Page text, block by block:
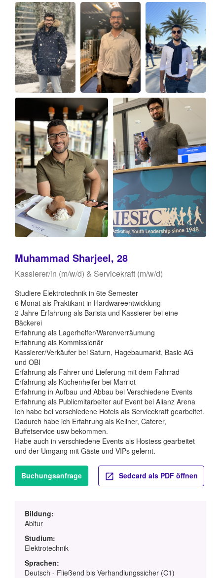
Muhammad Sharjeel, 28
Kassierer/in (m/w/d) & Servicekraft (m/w/d)
Studiere Elektrotechnik in 6te Semester
6 Monat als Praktikant in Hardwareentwicklung
2 Jahre Erfahrung als Barista und Kassierer bei eine
Bäckerei
Erfahrung als Lagerhelfer/Warenverräumung
Erfahrung als Kommissionär
Kassierer/Verkäufer bei Saturn, Hagebaumarkt, Basic AG
und OBI
Erfahrung als Fahrer und Lieferung mit dem Fahrrad
Erfahrung als Küchenhelfer bei Marriot
Erfahrung in Aufbau und Abbau bei Verschiedene Events
Erfahrung als Publicmitarbeiter auf Event bei Alianz Arena
Ich habe bei verschiedene Hotels als Servicekraft gearbeitet.
Dadurch habe ich Erfahrung als Kellner, Caterer,
Buffetservice usw bekommen.
Habe auch in verschiedene Events als Hostess gearbeitet
und der Umgang mit Gäste und VIPs gelernt.
Buchungsanfrage Sedcard als PDF öffnen
Bildung:
Abitur
Studium:
Elektrotechnik
Sprachen:
Deutsch - Fließend bis Verhandlungssicher (C1)